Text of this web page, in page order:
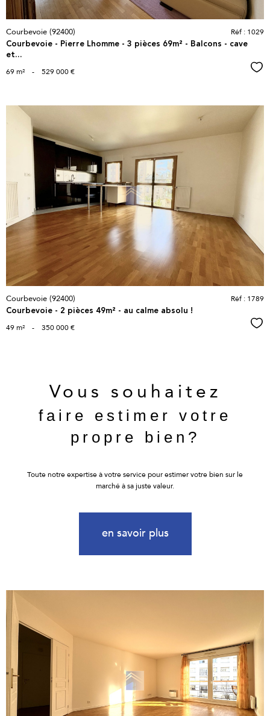
Courbevoie (92400)
Courbevoie - Pierre Lhomme - 3 pièces 69m² - Balcons - cave
et...
Réf : 1029
69 m² - 529 000 €
voir le
bien
Courbevoie (92400)
Courbevoie - 2 pièces 49m² - au calme absolu !
Réf : 1789
49 m² - 350 000 €
Vous souhaitez
faire estimer votre
propre bien?
Toute notre expertise à votre service pour estimer votre bien sur le
marché à sa juste valeur.
en savoir plus
voir le
bien